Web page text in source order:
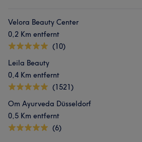
Velora Beauty Center
0,2 Km entfernt
(10)
Leila Beauty
0,4 Km entfernt
(1521)
Om Ayurveda Düsseldorf
0,5 Km entfernt
(6)